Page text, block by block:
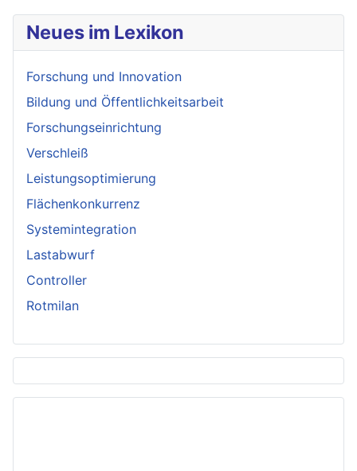
Neues im Lexikon
Forschung und Innovation
Bildung und Öffentlichkeitsarbeit
Forschungseinrichtung
Verschleiß
Leistungsoptimierung
Flächenkonkurrenz
Systemintegration
Lastabwurf
Controller
Rotmilan